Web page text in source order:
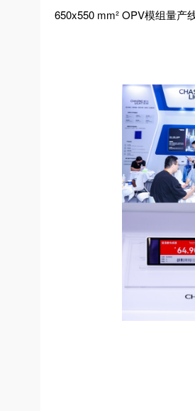
650x550 mm² OPV模组量产